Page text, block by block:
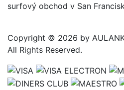
surfový obchod v San
Copyright © 2026 by
All Rights Reserved.